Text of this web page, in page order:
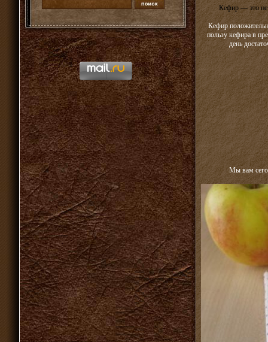
Кефир — это не
Кефир
пользу кефира в
день
Мы вам